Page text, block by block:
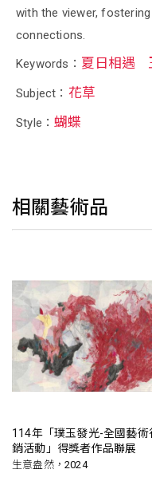
with the viewer,
connections.
Keywords： 夏日相遇
Subject： 花草
Style：蝴蝶
相關藝術品
114年「璞玉發光-全國藝術
銷活動」得獎者作品聯展
生意盎然，2024